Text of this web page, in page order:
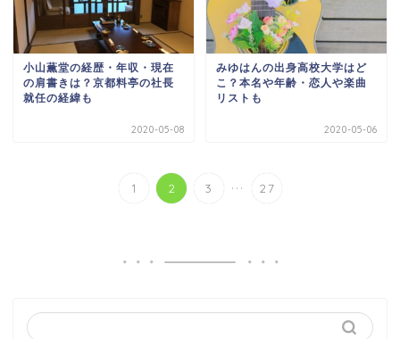
小山薫堂の経歴・年収・現在
の肩書きは？京都料亭の社長
就任の経緯も
2020-05-08
みゆはんの出身高校大学はど
こ？本名や年齢・恋人や楽曲
リストも
2020-05-06
1 2 3 ... 27